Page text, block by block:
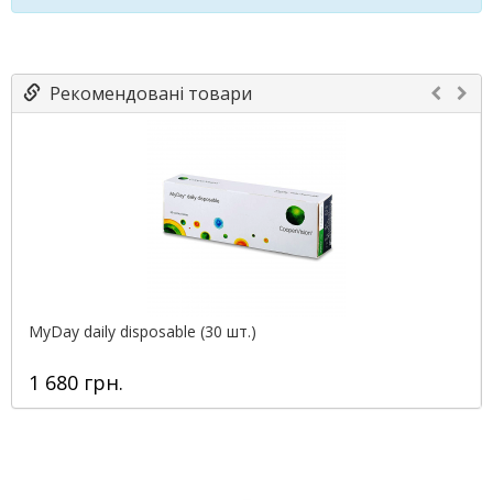
Рекомендовані товари
MyDay daily disposable (30 шт.)
1 680 грн.